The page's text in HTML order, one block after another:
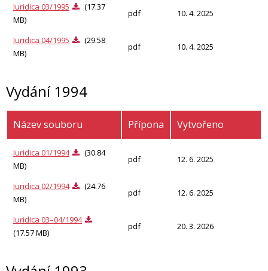
Iuridica 03/1995
(17.37
MB)
pdf 10. 4. 2025
Iuridica 04/1995
(29.58
MB)
pdf 10. 4. 2025
Vydání 1994
Název souboru Přípona Vytvořeno
Iuridica 01/1994
(30.84
MB)
pdf 12. 6. 2025
Iuridica 02/1994
(24.76
MB)
pdf 12. 6. 2025
Iuridica 03–04/1994
(17.57 MB)
pdf 20. 3. 2026